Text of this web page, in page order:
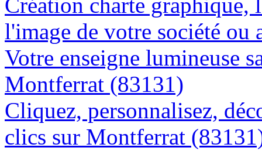
l'image de votre société
Votre enseigne lumineuse
Montferrat (83131)
Cliquez, personnalisez,
clics sur Montferrat